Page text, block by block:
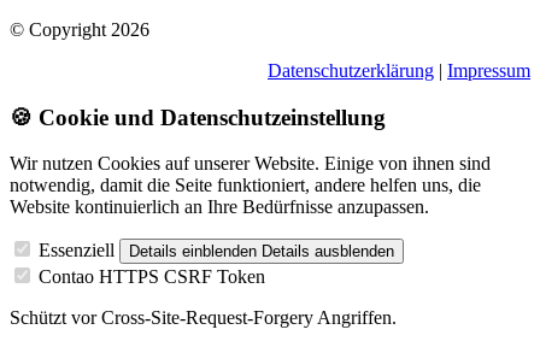
© Copyright 2026
Datenschutzerklärung | Impressum
🍪 Cookie und Datenschutzeinstellung
Wir nutzen Cookies auf unserer Website. Einige von ihnen sind
notwendig, damit die Seite funktioniert, andere helfen uns, die
Website kontinuierlich an Ihre Bedürfnisse anzupassen.
Essenziell Details einblenden Details ausblenden
Contao HTTPS CSRF Token
Schützt vor Cross-Site-Request-Forgery Angriffen.